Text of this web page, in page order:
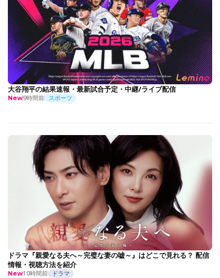
大谷翔平の結果速報・最新試合予定・中継/ライブ配信
New9時間前 スポーツ
ドラマ『親愛なる夫へ～完璧な妻の嘘～』はどこで見れる？ 配信
情報・視聴方法を紹介
New10時間前 ドラマ